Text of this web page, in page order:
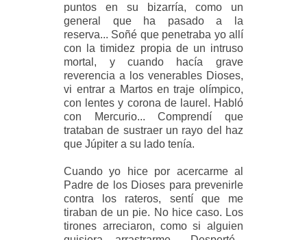
puntos en su bizarría, como un
general que ha pasado a la
reserva... Soñé que penetraba yo allí
con la timidez propia de un intruso
mortal, y cuando hacía grave
reverencia a los venerables Dioses,
vi entrar a Martos en traje olímpico,
con lentes y corona de laurel. Habló
con Mercurio... Comprendí que
trataban de sustraer un rayo del haz
que Júpiter a su lado tenía.
Cuando yo hice por acercarme al
Padre de los Dioses para prevenirle
contra los rateros, sentí que me
tiraban de un pie. No hice caso. Los
tirones arreciaron, como si alguien